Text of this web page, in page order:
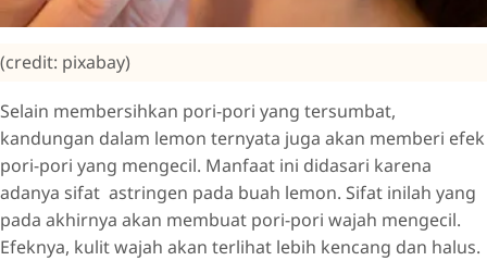
(credit: pixabay)
Selain membersihkan pori-pori yang tersumbat,
kandungan dalam lemon ternyata juga akan memberi efek
pori-pori yang mengecil. Manfaat ini didasari karena
adanya sifat astringen pada buah lemon. Sifat inilah yang
pada akhirnya akan membuat pori-pori wajah mengecil.
Efeknya, kulit wajah akan terlihat lebih kencang dan halus.